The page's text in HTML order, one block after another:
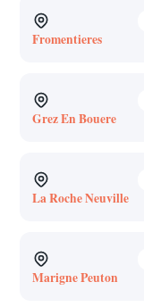
Fromentieres
Grez En Bouere
La Roche Neuville
Marigne Peuton